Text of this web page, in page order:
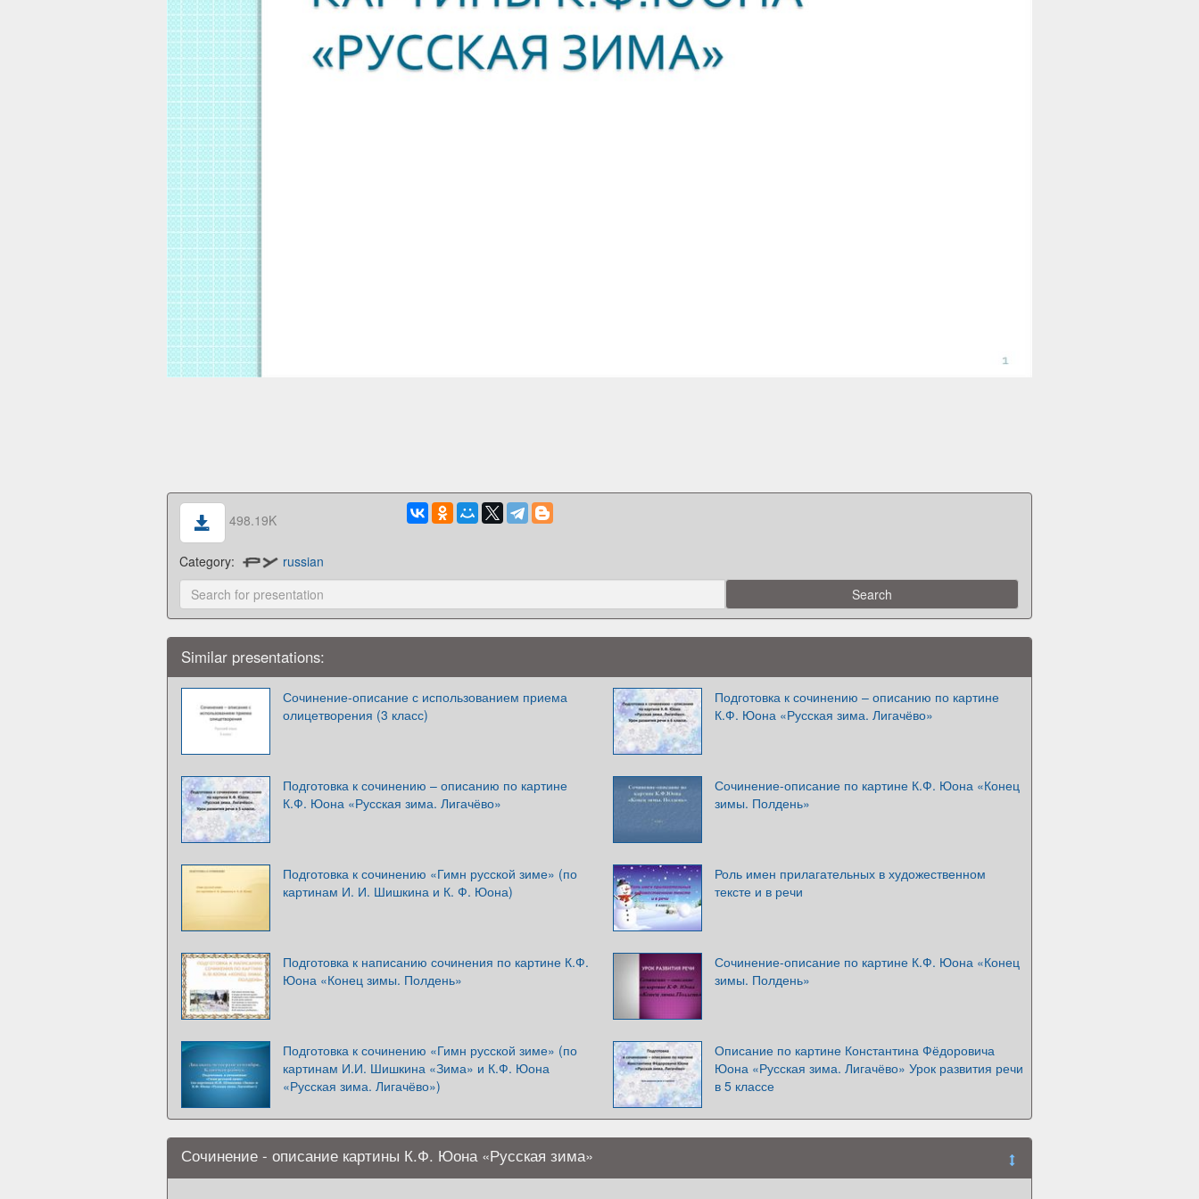
498.19K
Category: russian
Similar presentations:
Сочинение-описание с использованием приема
олицетворения (3 класс)
Подготовка к сочинению – описанию по картине
К.Ф. Юона «Русская зима. Лигачёво»
Подготовка к сочинению – описанию по картине
К.Ф. Юона «Русская зима. Лигачёво»
Сочинение-описание по картине К.Ф. Юона «Конец
зимы. Полдень»
Подготовка к сочинению «Гимн русской зиме» (по
картинам И. И. Шишкина и К. Ф. Юона)
Роль имен прилагательных в художественном
тексте и в речи
Подготовка к написанию сочинения по картине К.Ф.
Юона «Конец зимы. Полдень»
Сочинение-описание по картине К.Ф. Юона «Конец
зимы. Полдень»
Подготовка к сочинению «Гимн русской зиме» (по
картинам И.И. Шишкина «Зима» и К.Ф. Юона
«Русская зима. Лигачёво»)
Описание по картине Константина Фёдоровича
Юона «Русская зима. Лигачёво» Урок развития речи
в 5 классе
Сочинение - описание картины К.Ф. Юона «Русская зима»